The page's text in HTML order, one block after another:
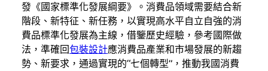
發《國家標準化發展綱要》。消費品領域需要結合新
階段、新特征、新任務，以實現高水平自立自強的消
費品標準化發展為主線，借鑒歷史經驗，參考國際做
法，準確回包裝設計應消費品產業和市場發展的新趨
勢、新要求，通過實現的“七個轉型”，推動我國消費